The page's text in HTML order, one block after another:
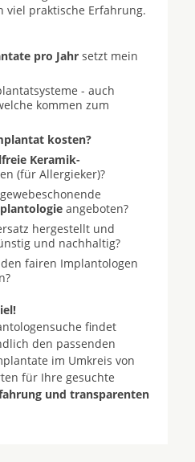
viel praktische Erfahrung.
pro Jahr setzt mein
- auch
kommen zum
kosten?
Keramik-
(für Allergieker)?
angeboten?
hergestellt und
und nachhaltig?
fairen Implantologen
findet
den passenden
im Umkreis von
für Ihre gesuchte
und transparenten